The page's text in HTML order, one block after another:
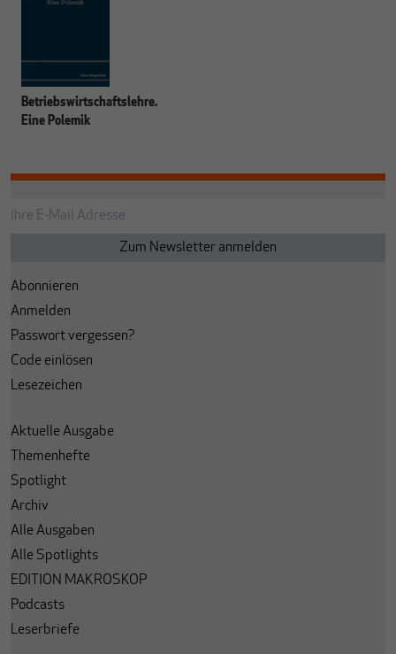
Betriebswirtschaftslehre.
Eine Polemik
Abonnieren
Anmelden
Passwort vergessen?
Code einlösen
Lesezeichen
Aktuelle Ausgabe
Themenhefte
Spotlight
Archiv
Alle Ausgaben
Alle Spotlights
EDITION MAKROSKOP
Podcasts
Leserbriefe